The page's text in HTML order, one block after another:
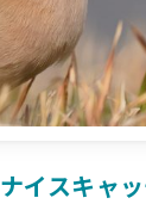
ナイスキャ